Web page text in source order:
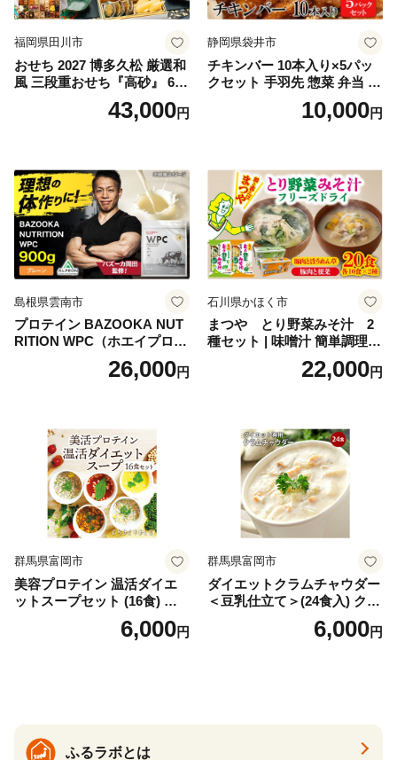
福岡県田川市
おせち 2027 博多久松 厳選和
風 三段重おせち『高砂』 6.5
寸 3段重 2～3人前 おせち料
理 重箱 お正月 冷凍おせち 縁
ち 本格おせち おせち予約 年
末 年始 お取り寄せ 新春 贅沢
おせち こだわりおせち 惣菜
老舗おせち ふるさと納税お
せち 御節 お節料理 正月 調理
不要 おせち料理2027
43,000円
静岡県袋井市
チキンバー 10本入り×5パッ
クセット 手羽先 惣菜 弁当 お
かず お酒 おつまみ ギフト キ
ャンプ アウトドア キャンプ
10,000円
島根県雲南市
プロテイン BAZOOKA NUT
RITION WPC（ホエイプロテ
イン）＜プレーン＞ 900g｜
バズーカ岡田監修・植物由来
ロン [AIEN005]
26,000円
石川県かほく市
まつや とり野菜みそ汁 2
種セット | 味噌汁 簡単調理
お味噌 おみそ みそ とり野菜
時短料理 時短ごはん ご当地
22,000円
群馬県富岡市
美容プロテイン 温活ダイエ
ットスープセット (16食) 小
分け スープ 食べ比べ セット
詰合せ クラムチャウダー チ
6,000円
群馬県富岡市
ダイエットクラムチャウダー
＜豆乳仕立て＞(24食入) クラ
ムチャウダー 豆乳 ダイエッ
ト スープ プロテイン たんぱ
6,000円
ふるラボとは